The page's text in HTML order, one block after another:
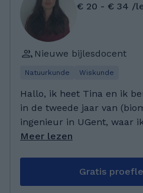
€ 20 - € 34 /
Nieuwe bijlesdocent
Natuurkunde Wiskunde
Hallo, ik heet Tina en ik
in de tweede jaar van
ingenieur in UGent, waar ik
mijn vrije tijd zorg ik graag
Meer lezen
Gratis